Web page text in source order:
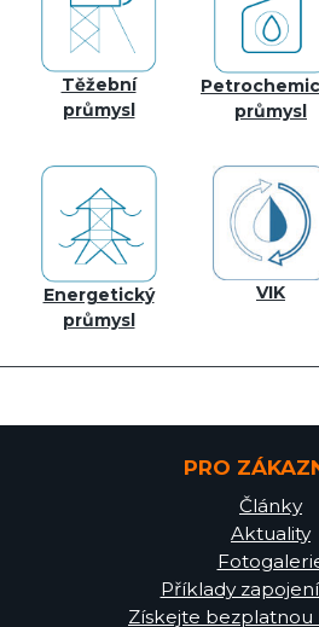
Těžební
průmysl
průmysl
Energetický
průmysl
VIK
PRO
Články
Aktuality
Příklady
Získejte bezplatnou